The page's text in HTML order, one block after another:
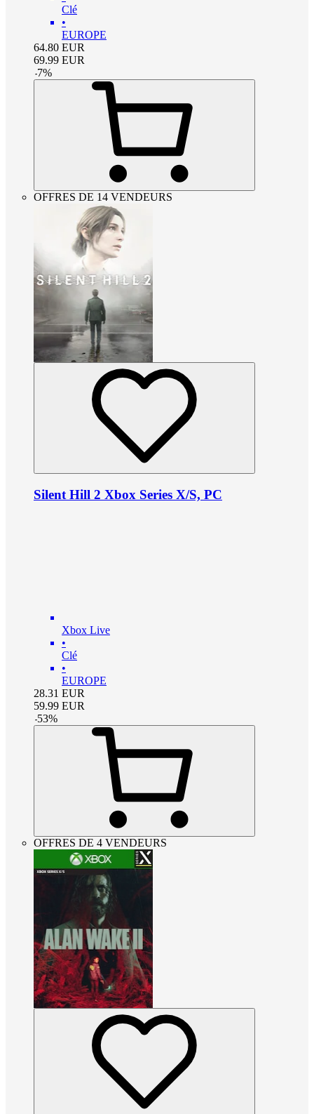
Clé
•
EUROPE
64.80 EUR
69.99 EUR
-7%
OFFRES DE 14 VENDEURS
Silent Hill 2 Xbox Series X/S, PC
Xbox Live
•
Clé
•
EUROPE
28.31 EUR
59.99 EUR
-53%
OFFRES DE 4 VENDEURS